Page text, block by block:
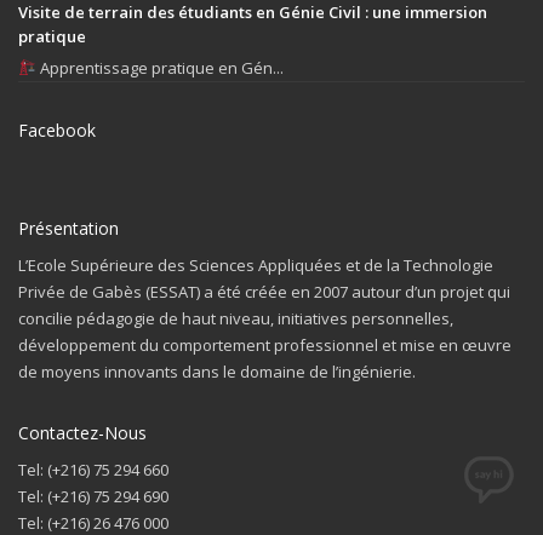
Visite de terrain des étudiants en Génie Civil : une immersion
pratique
Apprentissage pratique en Gén...
Facebook
Présentation
L’Ecole Supérieure des Sciences Appliquées et de la Technologie
Privée de Gabès (ESSAT) a été créée en 2007 autour d’un projet qui
concilie pédagogie de haut niveau, initiatives personnelles,
développement du comportement professionnel et mise en œuvre
de moyens innovants dans le domaine de l’ingénierie.
Contactez-Nous
Tel: (+216) 75 294 660
Tel: (+216) 75 294 690
Tel: (+216) 26 476 000